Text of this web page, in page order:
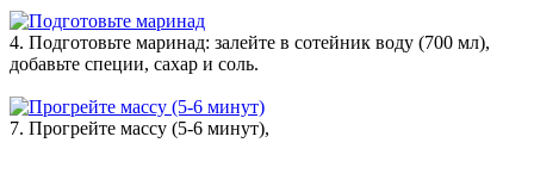
4. Подготовьте маринад: залейте в сотейник воду (700 мл),
добавьте специи, сахар и соль.
7. Прогрейте массу (5-6 минут),